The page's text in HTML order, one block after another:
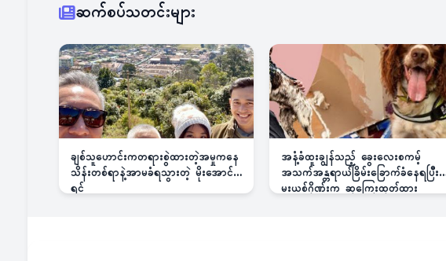
ဆက်စပ်သတင်းများ
ချစ်သူဟောင်းကတရားစွဲထားတဲ့အမှုကနေ
သိန်းတစ်ရာနဲ့အာမခံရသွားတဲ့ မိုးအောင်
ရင်
အနံ့ခံထူးချွန်သည့် ခွေးလေးစကမ့်
အသက်အန္တရာယ်ခြိမ်းခြောက်ခံနေရပြီး
မူးယစ်ဂိုဏ်းက ဆုကြေးထုတ်ထား